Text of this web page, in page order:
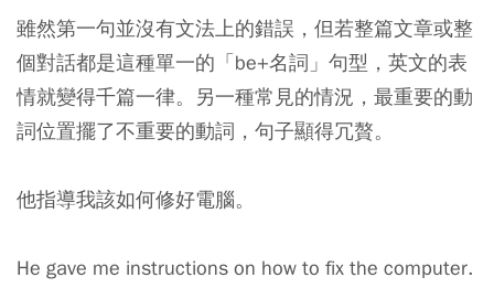
雖然第一句並沒有文法上的錯誤，但若整篇文章或整
個對話都是這種單一的「be+名詞」句型，英文的表
情就變得千篇一律。另一種常見的情況，最重要的動
詞位置擺了不重要的動詞，句子顯得冗贅。
他指導我該如何修好電腦。
He gave me instructions on how to fix the computer.